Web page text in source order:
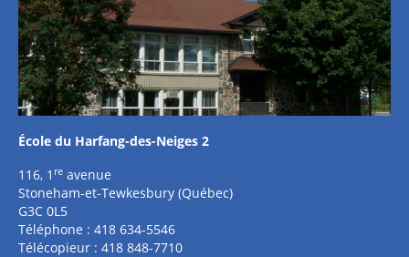
École du Harfang-des-Neiges 2
116, 1 re avenue
Stoneham-et-Tewkesbury (Québec)
G3C 0L5
Téléphone : 418 634-5546
Télécopieur : 418 848-7710